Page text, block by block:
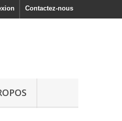
Contactez-nous